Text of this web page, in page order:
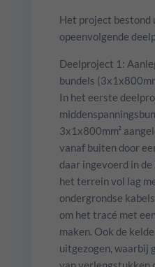
Het project bestond
opeenvolgende
Deelproject 1:
bundels
In het eerste
3x1x800mm²
vanaf buiten door
daar ingevoerd in
het terrein vol lag
ondergrondse
om het tracé met
maken. Ook de
uitgezogen, waarbij